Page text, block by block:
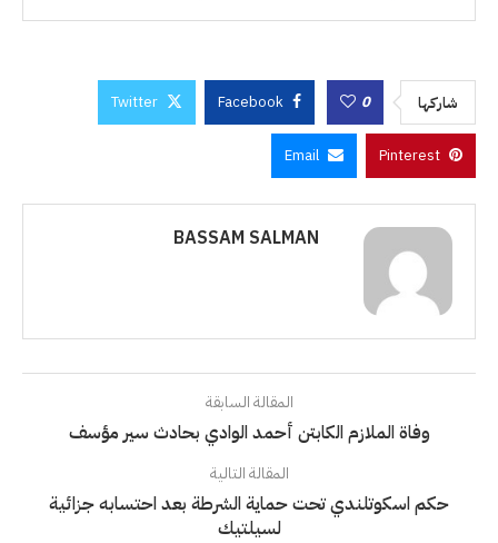
شاركها 0
Facebook
Twitter
Pinterest
Email
BASSAM SALMAN
المقالة السابقة
وفاة الملازم الكابتن أحمد الوادي بحادث سير مؤسف
المقالة التالية
حكم اسكوتلندي تحت حماية الشرطة بعد احتسابه جزائية
لسيلتيك